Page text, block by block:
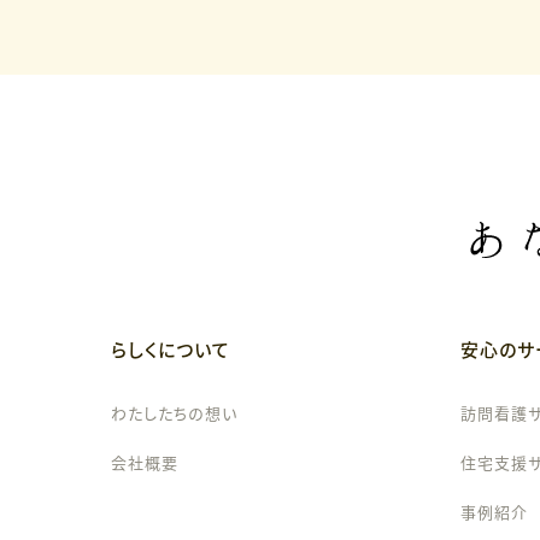
らしくについて
わたしたちの想い
会社概要
安心の
訪問看護
住宅支援
事例紹介